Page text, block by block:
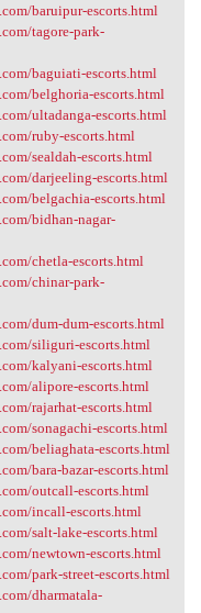
baruipur-escorts.html
tagore-park-
baguiati-escorts.html
belghoria-escorts.html
ultadanga-escorts.html
ruby-escorts.html
sealdah-escorts.html
darjeeling-escorts.html
belgachia-escorts.html
bidhan-nagar-
chetla-escorts.html
chinar-park-
dum-dum-escorts.html
siliguri-escorts.html
kalyani-escorts.html
alipore-escorts.html
rajarhat-escorts.html
sonagachi-escorts.html
beliaghata-escorts.html
bara-bazar-escorts.html
outcall-escorts.html
incall-escorts.html
salt-lake-escorts.html
newtown-escorts.html
park-street-escorts.html
dharmatala-